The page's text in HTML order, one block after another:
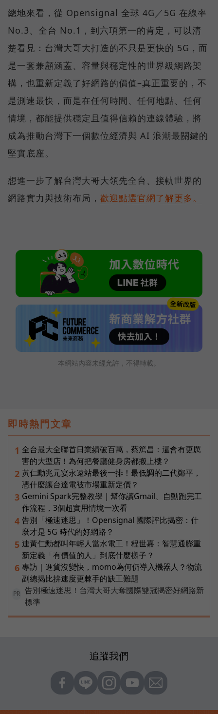
總地來看，從 Opensignal 全球 4G／5G 在線率
No.3、全台 No.1，到六項第一的肯定，可以清
楚看見：台灣大哥大打造的不只是更快的 5G，而
是一套兼顧涵蓋、容量與穩定性的世界級網路架
構，也重新定義了好網路的價值–真正重要的，不
是測速最快，而是在任何時間、任何地點、任何
情境，都能提供穩定且值得信賴的連線體驗，將
成為推動台灣下一個數位經濟與 AI 浪潮最關鍵的
堅實底座。
想進一步了解台灣大哥大領先全台、接軌世界的
網路實力與技術布局， 歡迎點選官網了解更多。
本網站內容未經允許，不得轉載。
即時熱門文章
1 全台最大全聯首日業績破百萬，蔡篤昌：還會有更厲
害的大型店！為何把餐廳健身房都搬上樓？
2 黃仁勳兆元宴永遠站最後一排！最低調的二代鄭平，
憑什麼讓台達電被市場重新定價？
3 Gemini Spark完整教學｜幫你讀Gmail、自動跑完工
作流程，3個超實用情境一次看
4 告別「極速迷思」！Opensignal 國際評比揭密：什
麼才是 5G 時代的好網路？
5 連黃仁勳都叫年輕人當水電工！程世嘉：智慧通膨重
新定義「有價值的人」到底什麼樣子？
6 專訪｜進貨沒變快，momo為何仍導入機器人？物流
副總揭比拚速度更棘手的缺工難題
PR
告別極速迷思！台灣大哥大奪國際雙冠揭密好網路新
標準
追蹤我們